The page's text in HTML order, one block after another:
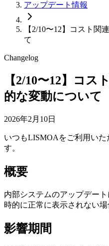
アップデート情報
【2/10〜12】コスト関
て
Changelog
【2/10〜12】コス
的な変動について
2026年2月10日
いつもLISMOAをご利用い
す。
概要
内部システムのアップデー
時的に正常に表示されない場
影響期間